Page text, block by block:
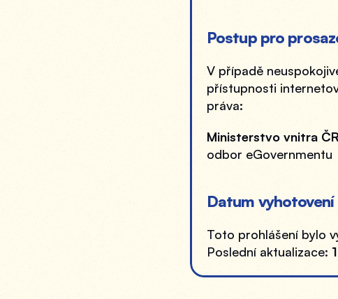
Postup pro
V případě
přístupnosti
práva:
Ministerstvo vnitra ČR
odbor eGovernmentu
Datum vyhotovení
Toto prohlášení bylo
Poslední aktualizace: